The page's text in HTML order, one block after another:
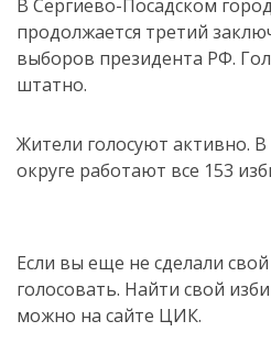
В Сергиево-Посадском
продолжается третий
выборов президента РФ.
штатно.
Жители голосуют активно.
округе работают все 153
Если вы еще не сделали
голосовать. Найти свой
можно на сайте ЦИК.